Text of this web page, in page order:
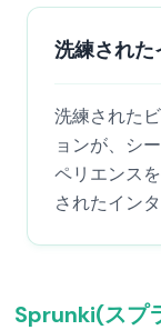
洗練された
洗練された
ョンが、シ
ペリエンス
されたイン
Sprunki(スプ